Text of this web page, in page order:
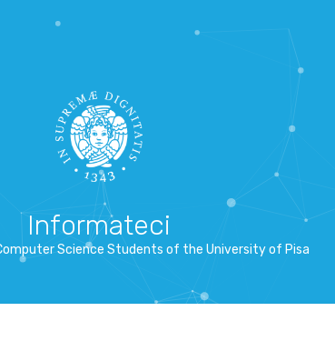
Informateci
Science Students of the University of Pisa